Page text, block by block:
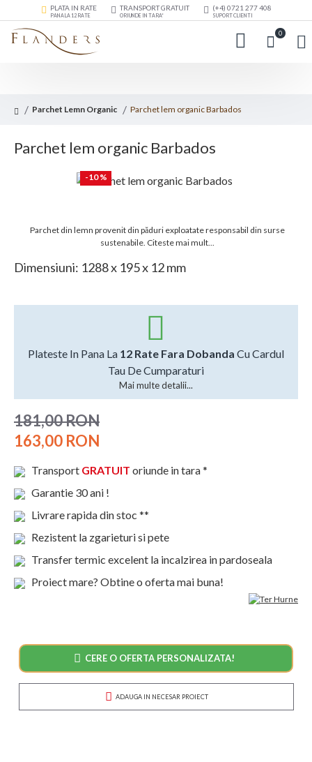
PLATA IN RATE
PANA LA 12 RATE
TRANSPORT GRATUIT
ORIUNDE IN TARA*
(+4) 0721 277 408
SUPORT CLIENTI
0
Parchet Lemn Organic Parchet lem organic Barbados
Parchet lem organic Barbados
-10 %
Dimensiuni: 1288 x 195 x 12 mm
Plateste In Pana La 12 Rate Fara Dobanda Cu Cardul
Tau De Cumparaturi
Mai multe detalii...
Parchet din lemn provenit din păduri exploatate responsabil din surse
sustenabile. Citeste mai mult...
163,00 RON
181,00 RON
Transport GRATUIT oriunde in tara *
Garantie 30 ani !
Livrare rapida din stoc **
Rezistent la zgarieturi si pete
Transfer termic excelent la incalzirea in pardoseala
Proiect mare? Obtine o oferta mai buna!
CERE O OFERTA PERSONALIZATA!
ADAUGA IN NECESAR PROIECT